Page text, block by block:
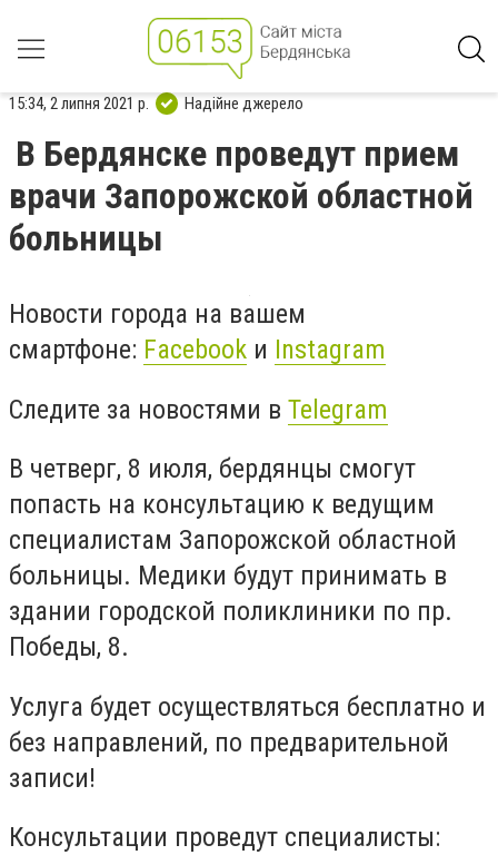
15:34, 2 липня 2021 р. Надійне джерело
В Бердянске проведут прием
врачи Запорожской областной
больницы
Новости города на вашем
смартфоне: Facebook и Instagram
Следите за новостями в Telegram
В четверг, 8 июля, бердянцы смогут
попасть на консультацию к ведущим
специалистам Запорожской областной
больницы. Медики будут принимать в
здании городской поликлиники по пр.
Победы, 8.
Услуга будет осуществляться бесплатно и
без направлений, по предварительной
записи!
Консультации проведут специалисты: